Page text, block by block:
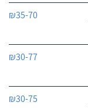
₪35-70
₪30-77
₪30-75